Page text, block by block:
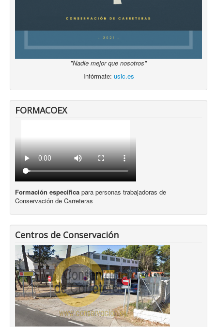
"Nadie mejor que nosotros"
Infórmate: usic.es
FORMACOEX
Formación específica para personas trabajadoras de
Conservación de Carreteras
Centros de Conservación